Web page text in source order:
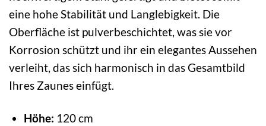
eine hohe Stabilität und Langlebigkeit. Die
Oberfläche ist pulverbeschichtet, was sie vor
Korrosion schützt und ihr ein elegantes Aussehen
verleiht, das sich harmonisch in das Gesamtbild
Ihres Zaunes einfügt.
Höhe: 120 cm